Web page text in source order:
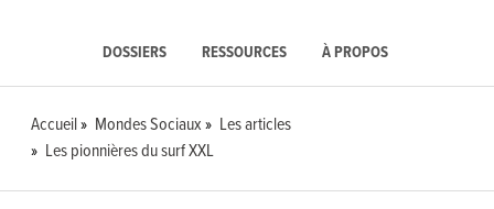
DOSSIERS RESSOURCES À PROPOS
Accueil Mondes Sociaux
Les articles
Les pionnières du surf XXL